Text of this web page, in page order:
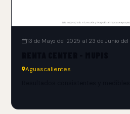
13 de Mayo del 2025 al 23 de Junio
Aguascalientes